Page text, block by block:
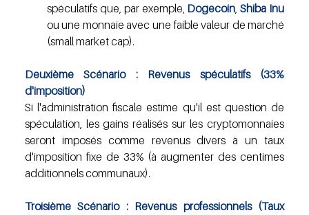
spéculatifs que, par exemple, Dogecoin, Shiba Inu
ou une monnaie avec une faible valeur de marché
(small market cap).
Deuxième Scénario : Revenus spéculatifs (33%
d'imposition)
Si l'administration fiscale estime qu'il est question de
spéculation, les gains réalisés sur les cryptomonnaies
seront imposés comme revenus divers à un taux
d'imposition fixe de 33% (à augmenter des centimes
additionnels communaux).
Troisième Scénario : Revenus professionnels (Taux